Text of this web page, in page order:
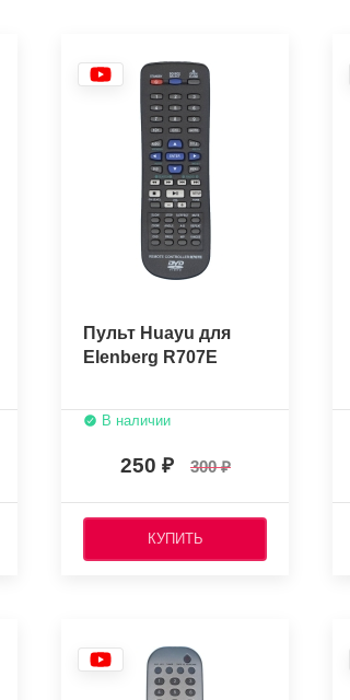
Пульт Huayu для
Elenberg R707E
В наличии
250 300
КУПИТЬ